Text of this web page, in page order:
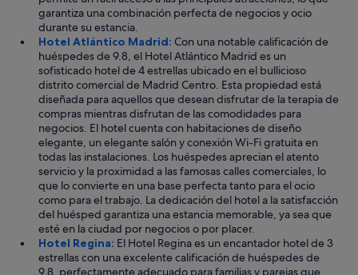
garantiza una combinación perfecta de negocios y ocio
durante su estancia.
Hotel Atlántico Madrid: Con una notable calificación de
huéspedes de 9.8, el Hotel Atlántico Madrid es un
sofisticado hotel de 4 estrellas ubicado en el bullicioso
distrito comercial de Madrid Centro. Esta propiedad está
diseñada para aquellos que desean disfrutar de la terapia de
compras mientras disfrutan de las comodidades para
negocios. El hotel cuenta con habitaciones de diseño
elegante, un elegante salón y conexión Wi-Fi gratuita en
todas las instalaciones. Los huéspedes aprecian el atento
servicio y la proximidad a las famosas calles comerciales, lo
que lo convierte en una base perfecta tanto para el ocio
como para el trabajo. La dedicación del hotel a la satisfacción
del huésped garantiza una estancia memorable, ya sea que
esté en la ciudad por negocios o por placer.
Hotel Regina: El Hotel Regina es un encantador hotel de 3
estrellas con una excelente calificación de huéspedes de
9.8, perfectamente adecuado para familias y parejas que